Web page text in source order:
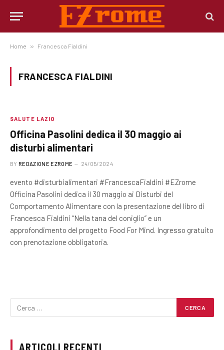
Home » Francesca Fialdini
FRANCESCA FIALDINI
SALUTE LAZIO
Officina Pasolini dedica il 30 maggio ai
disturbi alimentari
BY REDAZIONE EZROME 24/05/2024
evento #disturbialimentari #FrancescaFialdini #EZrome
Officina Pasolini dedica il 30 maggio ai Disturbi del
Comportamento Alimentare con la presentazione del libro di
Francesca Fialdini “Nella tana del coniglio” e un
approfondimento del progetto Food For Mind. Ingresso gratuito
con prenotazione obbligatoria.
ARTICOLI RECENTI